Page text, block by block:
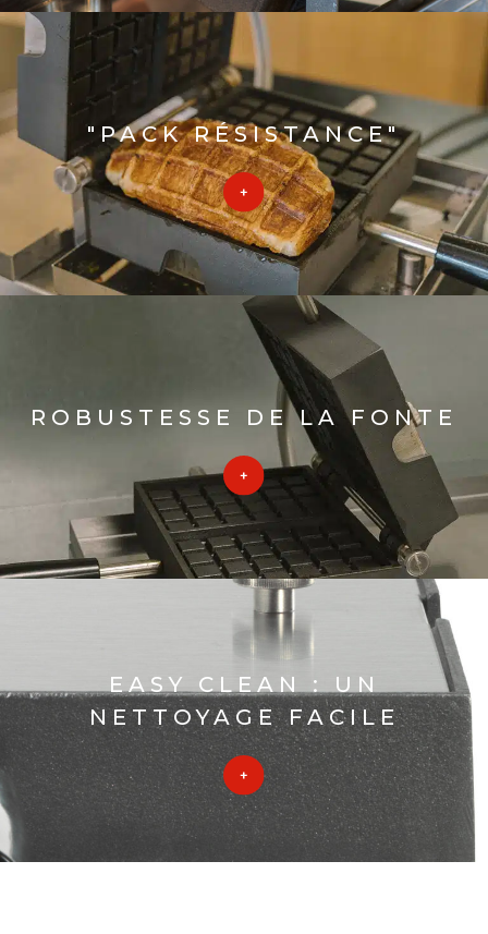
"PACK RÉSISTANCE"
ROBUSTESSE DE LA FONTE
EASY CLEAN : UN
NETTOYAGE FACILE